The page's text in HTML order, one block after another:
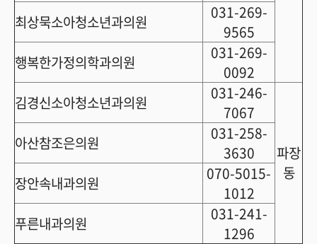
최상묵소아청소년과의원
031-269-
9565
행복한가정의학과의원
031-269-
0092
김경신소아청소년과의원
031-246-
7067
파장
동
아산참조은의원
031-258-
3630
장안속내과의원
070-5015-
1012
푸른내과의원
031-241-
1296